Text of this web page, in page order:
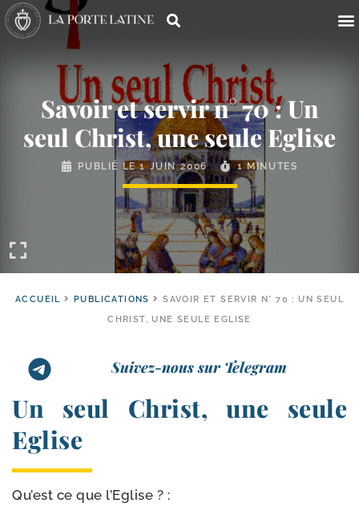
Savoir et servir n° 70 : Un
seul Christ, une seule Eglise
PUBLIÉ LE1 JUIN 2006 1 MINUTES
ACCUEIL PUBLICATIONS
SAVOIR ET SERVIR N° 70 : UN SEUL
CHRIST, UNE SEULE EGLISE
Suivez-nous sur Telegram
Un seul Christ, une seule
Eglise
Qu’est ce que l’Eglise ? :